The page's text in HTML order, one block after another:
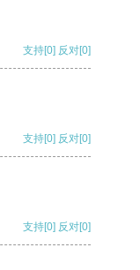
支持[0] 反对[0]
支持[0] 反对[0]
支持[0] 反对[0]